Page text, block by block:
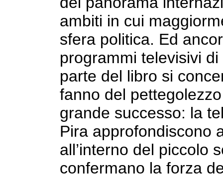
ambiti in cui
sfera politica. Ed
programmi televisivi
parte del libro si
fanno del
grande successo: la
Pira approfondiscono
all’interno del piccolo
confermano la forza